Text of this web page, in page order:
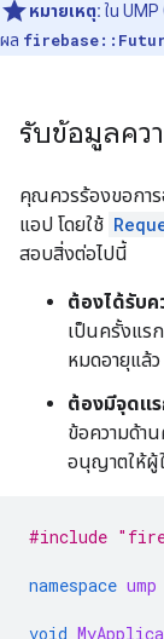
หมายเหตุ: ใน
ผล
รับข้อมูลคว
คุณควรร้องขอกา
แอป โดยใช้
สอบสิ่งต่อไปนี้
ต้องได้รับ
เป็นครั้งแร
หมดอายุแล้ว
ต้องมีจุดแร
ข้อความด้า
อนุญาตให้ผู้
#include
namespace ump
void